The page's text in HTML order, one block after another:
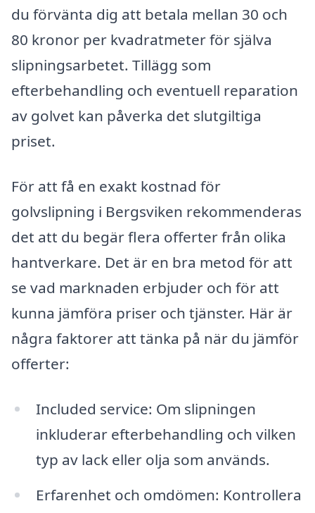
du förvänta dig att betala mellan 30 och
80 kronor per kvadratmeter för själva
slipningsarbetet. Tillägg som
efterbehandling och eventuell reparation
av golvet kan påverka det slutgiltiga
priset.
För att få en exakt kostnad för
golvslipning i Bergsviken rekommenderas
det att du begär flera offerter från olika
hantverkare. Det är en bra metod för att
se vad marknaden erbjuder och för att
kunna jämföra priser och tjänster. Här är
några faktorer att tänka på när du jämför
offerter:
Included service: Om slipningen
inkluderar efterbehandling och vilken
typ av lack eller olja som används.
Erfarenhet och omdömen: Kontrollera